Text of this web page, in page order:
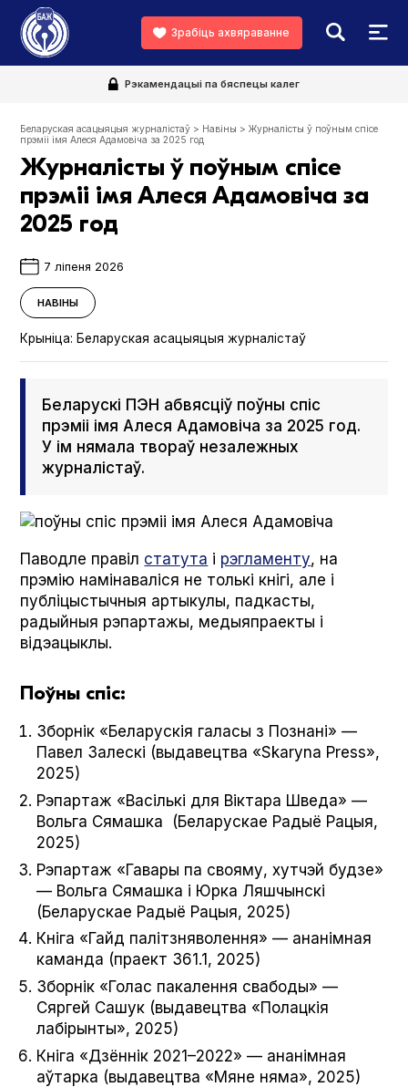
Зрабіць ахвяраванне
Рэкамендацыі па бяспецы калег
Беларуская асацыяцыя журналістаў > Навіны >Журналісты ў поўным спісе
прэміі імя Алеся Адамовіча за 2025 год
Журналісты ў поўным спісе
прэміі імя Алеся Адамовіча за
2025 год
7 ліпеня 2026
НАВІНЫ
Крыніца: Беларуская асацыяцыя журналістаў
Беларускі ПЭН абвясціў поўны спіс
прэміі імя Алеся Адамовіча за 2025 год.
У ім нямала твораў незалежных
журналістаў.
Паводле правіл статута і рэгламенту, на
прэмію намінаваліся не толькі кнігі, але і
публіцыстычныя артыкулы, падкасты,
радыйныя рэпартажы, медыяпраекты і
відэацыклы.
Поўны спіс:
Зборнік «Беларускія галасы з Познані» —
Павел Залескі (выдавецтва «Skary­na Press»,
2025)
Рэпартаж «Васількі для Віктара Шведа» —
Вольга Сямашка (Беларускае Радыё Рацыя,
2025)
Рэпартаж «Гавары па свояму, хутчэй будзе»
— Вольга Сямашка і Юрка Ляшчынскі
(Беларускае Радыё Рацыя, 2025)
Кніга «Гайд палітзняволення» — ананімная
каманда (праект 361.1, 2025)
Зборнік «Голас пакалення свабоды» —
Сяргей Сашук (выдавецтва «Полацкія
лабірынты», 2025)
Кніга «Дзённік 2021–2022» — ананімная
аўтарка (выдавецтва «Мяне няма», 2025)